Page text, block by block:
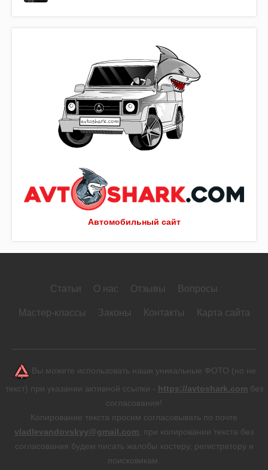
Автомобильный сайт
Статьи О нас Отзывы Вопросы
Мастер-классы Законы Контакты Карта сайта
Вы можете использовать наши уникальные ФОТО (но не
текст) при указании активной ссылки - https://avtoshark.com без
согласования!
Копирование текста просим согласовывать по почте
vladlevandovskyy@gmail.com , при копировании текста без
согласования будем писать жалобы хостеру, регистратору и
поисковикам.